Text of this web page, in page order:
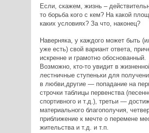
Если, скажем, жизнь –
то борьба кого с кем? На какой
каких условиях? За что, наконец?
Наверняка, у каждого может быть
уже есть) свой вариант ответа,
искренне и грамотно обоснованный.
Возможно, кто-то увидит в
лестничные ступеньки для
в любви,другие — попадание на
строчки таблицы первенства
спортивного и т.д.), третьи —
материального благополучия,
приближение к мечте о перемене
жительства и т.д. и т.п.